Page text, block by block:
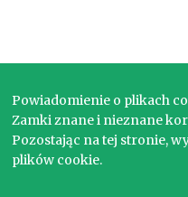
Powiadomienie o plikach
Zamki znane i nieznane
Pozostając na tej stronie,
plików cookie.